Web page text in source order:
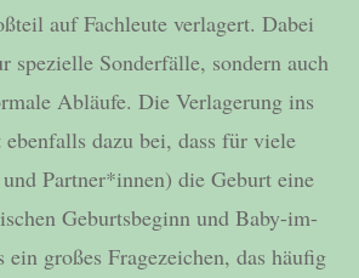
auf Fachleute verlagert. Dabei
spezielle Sonderfälle, sondern auch
Abläufe. Die Verlagerung ins
dazu bei, dass für viele
Partner*innen) die Geburt eine
Geburtsbeginn und Baby-im-
großes Fragezeichen, das häufig